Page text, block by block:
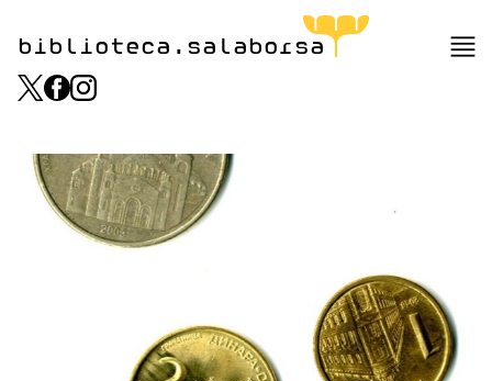
biblioteca.salaborsa